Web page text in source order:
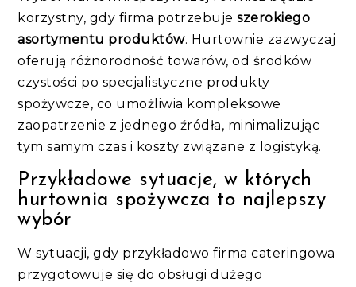
korzystny, gdy firma potrzebujeszerokiego
asortymentu produktów. Hurtownie zazwyczaj
oferują różnorodność towarów, od środków
czystości po specjalistyczne produkty
spożywcze, co umożliwia kompleksowe
zaopatrzenie z jednego źródła, minimalizując
tym samym czas i koszty związane z logistyką.
Przykładowe sytuacje, w których
hurtownia spożywcza to najlepszy
wybór
W sytuacji, gdy przykładowo firma cateringowa
przygotowuje się do obsługi dużego